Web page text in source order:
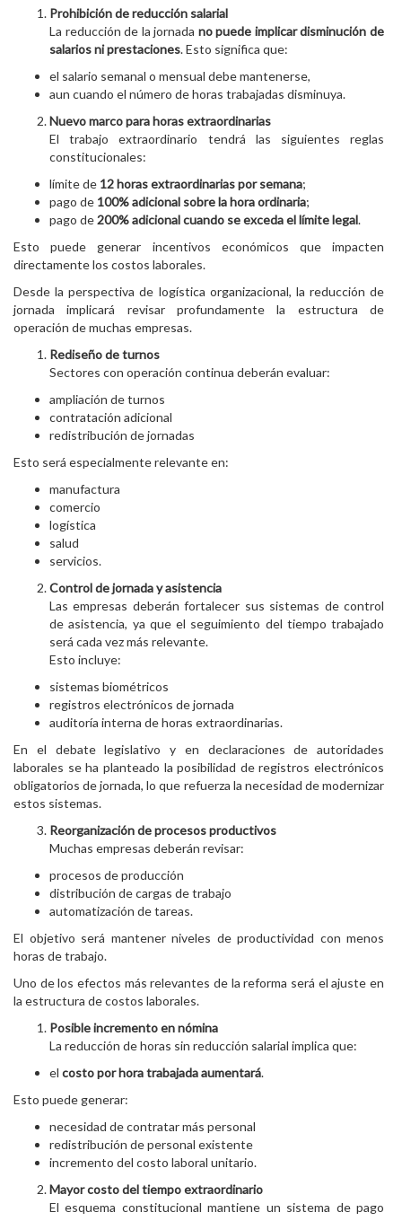
Prohibición de reducción salarial
La reducción de la jornada no puede implicar disminución de
salarios ni prestaciones. Esto significa que:
el salario semanal o mensual debe mantenerse,
aun cuando el número de horas trabajadas disminuya.
Nuevo marco para horas extraordinarias
El trabajo extraordinario tendrá las siguientes reglas
constitucionales:
límite de 12 horas extraordinarias por semana;
pago de 100% adicional sobre la hora ordinaria;
pago de200% adicional cuando se exceda el límite legal.
Esto puede generar incentivos económicos que impacten
directamente los costos laborales.
Desde la perspectiva de logística organizacional, la reducción de
jornada implicará revisar profundamente la estructura de
operación de muchas empresas.
Rediseño de turnos
Sectores con operación continua deberán evaluar:
ampliación de turnos
contratación adicional
redistribución de jornadas
Esto será especialmente relevante en:
manufactura
comercio
logística
salud
servicios.
Control de jornada y asistencia
Las empresas deberán fortalecer sus sistemas de control
de asistencia, ya que el seguimiento del tiempo trabajado
será cada vez más relevante.
Esto incluye:
sistemas biométricos
registros electrónicos de jornada
auditoría interna de horas extraordinarias.
En el debate legislativo y en declaraciones de autoridades
laborales se ha planteado la posibilidad de registros electrónicos
obligatorios de jornada, lo que refuerza la necesidad de modernizar
estos sistemas.
Reorganización de procesos productivos
Muchas empresas deberán revisar:
procesos de producción
distribución de cargas de trabajo
automatización de tareas.
El objetivo será mantener niveles de productividad con menos
horas de trabajo.
Uno de los efectos más relevantes de la reforma será el ajuste en
la estructura de costos laborales.
Posible incremento en nómina
La reducción de horas sin reducción salarial implica que:
el costo por hora trabajada aumentará.
Esto puede generar:
necesidad de contratar más personal
redistribución de personal existente
incremento del costo laboral unitario.
Mayor costo del tiempo extraordinario
El esquema constitucional mantiene un sistema de pago